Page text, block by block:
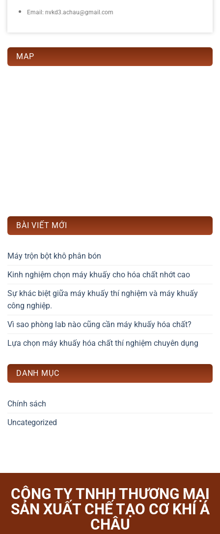
Email: nvkd3.achau@gmail.com
MAP
BÀI VIẾT MỚI
Máy trộn bột khô phân bón
Kinh nghiệm chọn máy khuấy cho hóa chất nhớt cao
Sự khác biệt giữa máy khuấy thí nghiệm và máy khuấy
công nghiệp.
Vì sao phòng lab nào cũng cần máy khuấy hóa chất?
Lựa chọn máy khuấy hóa chất thí nghiệm chuyên dụng
DANH MỤC
Chính sách
Uncategorized
CÔNG TY TNHH THƯƠNG MẠI
SẢN XUẤT CHẾ TẠO CƠ KHÍ Á
CHÂU